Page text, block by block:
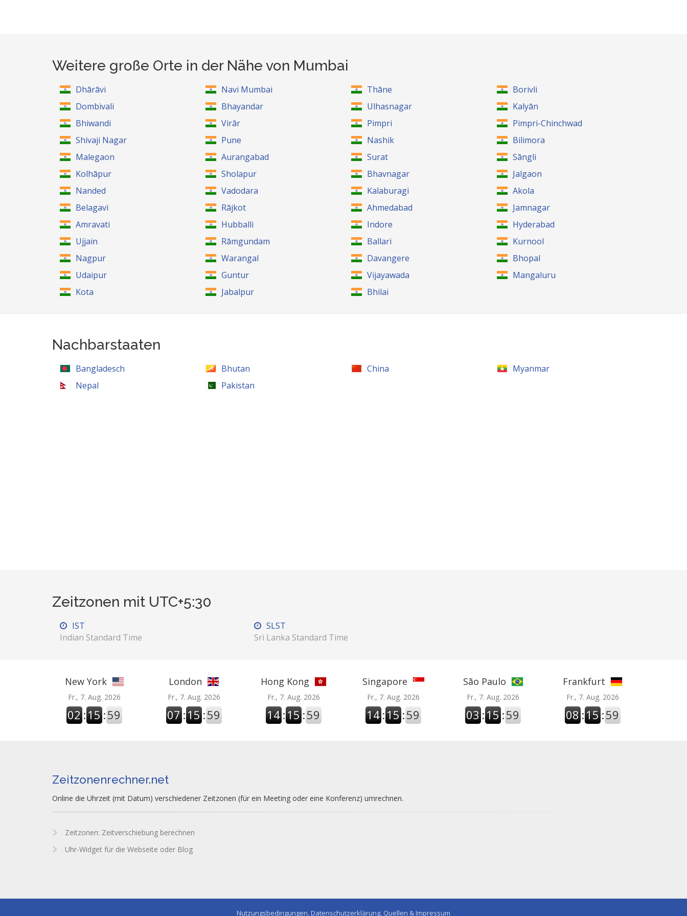
Weitere große Orte in der Nähe von Mumbai
Dhārāvi Navi Mumbai Thāne
Borivli
Dombivali
Bhayandar Ulhasnagar
Kalyān
Bhiwandi
Virār Pimpri
Pimpri-Chinchwad
Shivaji Nagar
Pune Nashik
Bilimora
Malegaon
Aurangabad Surat
Sāngli
Kolhāpur
Sholapur Bhavnagar
Jalgaon
Nanded
Vadodara Kalaburagi
Akola
Belagavi
Rājkot Ahmedabad
Jamnagar
Amravati
Hubballi Indore
Hyderabad
Ujjain
Rāmgundam Ballari
Kurnool
Nagpur
Warangal Davangere
Bhopal
Udaipur
Guntur Vijayawada
Mangaluru
Kota
Jabalpur Bhilai
Nachbarstaaten
Bangladesch Bhutan China
Myanmar
Nepal
Pakistan
Zeitzonen mit UTC+5:30
IST
Indian Standard Time
SLST
Sri Lanka Standard Time
New York
Fr., 7. Aug. 2026
02 :15 :59
London
Fr., 7. Aug. 2026
07 :15 :59
Hong Kong
Fr., 7. Aug. 2026
14 :15 :59
Singapore
Fr., 7. Aug. 2026
14 :15 :59
São Paulo
Fr., 7. Aug. 2026
03 :15 :59
Frankfurt
Fr., 7. Aug. 2026
08 :15 :59
Zeitzonenrechner.net
Online die Uhrzeit (mit Datum) verschiedener Zeitzonen (für ein Meeting oder eine Konferenz) umrechnen.
Zeitzonen: Zeitverschiebung berechnen
Uhr-Widget für die Webseite oder Blog
Nutzungsbedingungen, Datenschutzerklärung, Quellen & Impressum